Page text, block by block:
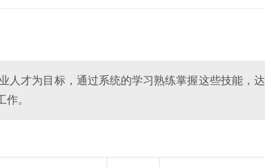
人才为目标，通过系统的学习熟练掌握这些技能，达
。